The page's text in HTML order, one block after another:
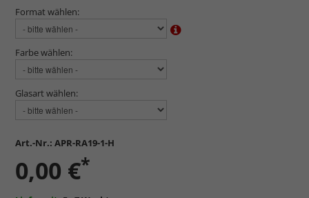
Format wählen:
Farbe wählen:
Glasart wählen:
Art.-Nr.: APR-RA19-1-H
0,00 €*